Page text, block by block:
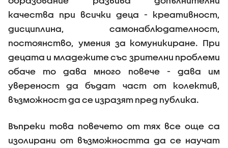
качества при всички деца - креативност,
дисциплина, самонаблюдателност,
постоянство, умения за комуникиране. При
децата и младежите със зрителни проблеми
обаче то дава много повече - дава им
увереност да бъдат част от колектив,
възможност да се изразят пред публика.
Въпреки това повечето от тях все още са
изолирани от възможността да се научат